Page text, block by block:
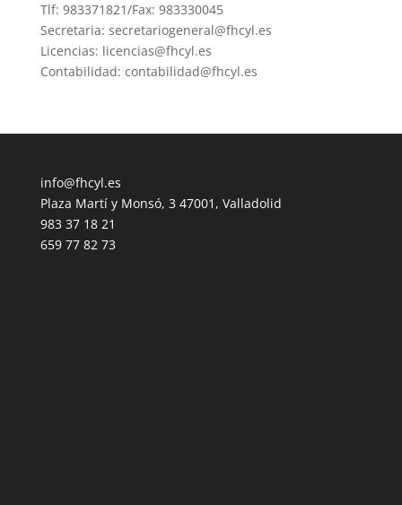
Tlf: 983371821/Fax: 983330045
Secretaria: secretariogeneral@fhcyl.es
Licencias: licencias@fhcyl.es
Contabilidad: contabilidad@fhcyl.es
info@fhcyl.es
Plaza Martí y Monsó, 3 47001, Valladolid
983 37 18 21
659 77 82 73